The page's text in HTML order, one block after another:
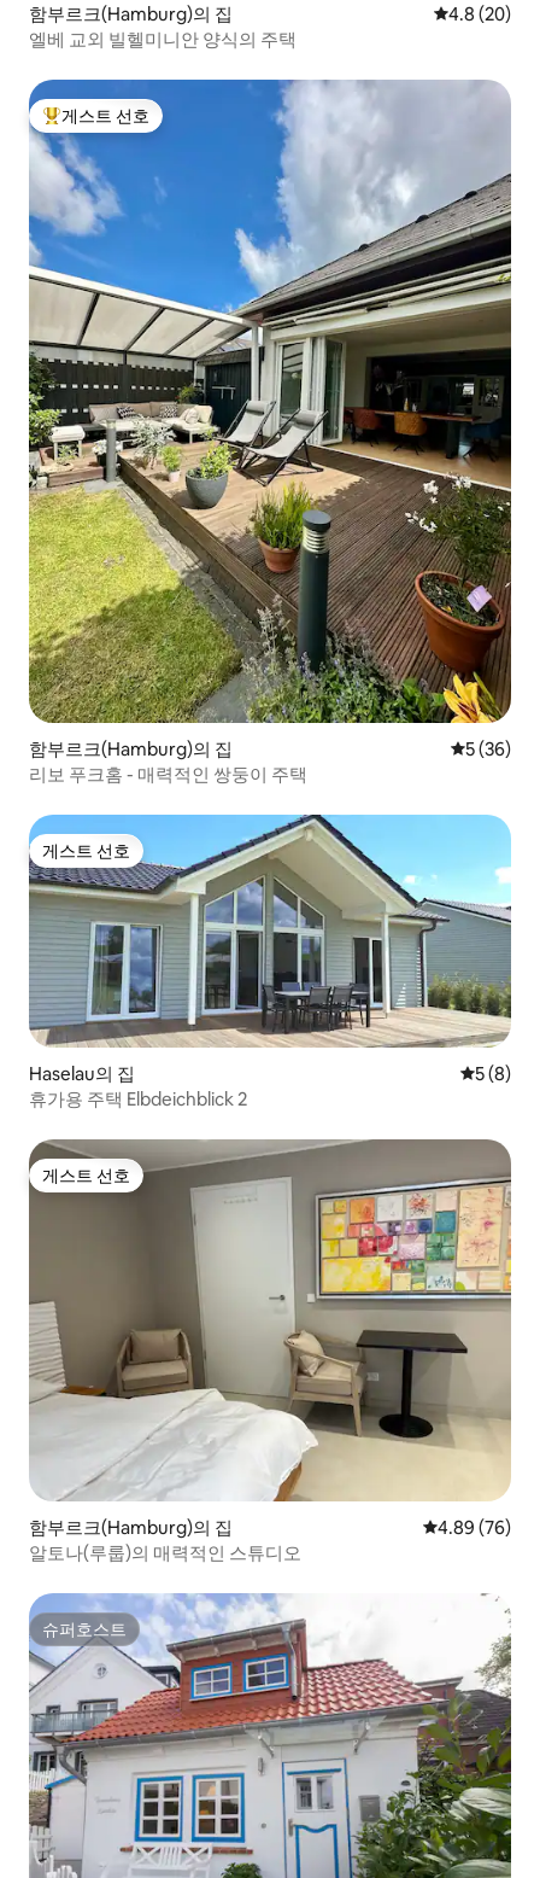
함부르크(Hamburg)의 집 평점 4.8점(5
4.8 (20)
엘베 교외 빌헬미니안 양식의 주택
상위 게스트 선호
게스트 선호
함부르크(Hamburg)의 집 평점 5점(5
5 (36)
리보 푸크홈 - 매력적인 쌍둥이 주택
게스트 선호
게스트 선호
Haselau의 집 평점 5점
5 (8)
휴가용 주택 Elbdeichblick 2
게스트 선호
게스트 선호
함부르크(Hamburg)의 집 평점 4.89점(5
4.89 (76)
알토나(루룹)의 매력적인 스튜디오
슈퍼호스트
슈퍼호스트